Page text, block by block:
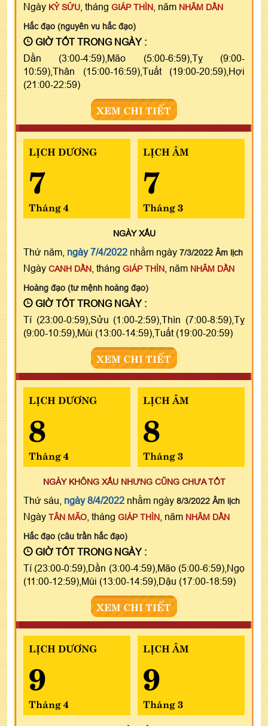
Ngày KỶ SỬU , tháng GIÁP THÌN , năm NHÂM DẦN
Hắc đạo (nguyên vu hắc đạo)
GIỜ TỐT TRONG NGÀY :
Dần (3:00-4:59),Mão (5:00-6:59),Tỵ (9:00-
10:59),Thân (15:00-16:59),Tuất (19:00-20:59),Hợi
(21:00-22:59)
XEM CHI TIẾT
LỊCH DƯƠNG
7
Tháng 4
LỊCH ÂM
7
Tháng 3
NGÀYXẤU
Thứ năm, ngày 7/4/2022 nhằm ngày 7/3/2022 Âm lịch
Ngày CANH DẦN , tháng GIÁP THÌN , năm NHÂM DẦN
Hoàng đạo (tư mệnh hoàng đạo)
GIỜ TỐT TRONG NGÀY :
Tí (23:00-0:59),Sửu (1:00-2:59),Thìn (7:00-8:59),Tỵ
(9:00-10:59),Mùi (13:00-14:59),Tuất (19:00-20:59)
XEM CHI TIẾT
LỊCH DƯƠNG
8
Tháng 4
LỊCH ÂM
8
Tháng 3
NGÀY KHÔNG XẤU NHƯNG CŨNG CHƯA TỐT
Thứ sáu, ngày 8/4/2022 nhằm ngày 8/3/2022 Âm lịch
Ngày TÂN MÃO , tháng GIÁP THÌN , năm NHÂM DẦN
Hắc đạo (câu trần hắc đạo)
GIỜ TỐT TRONG NGÀY :
Tí (23:00-0:59),Dần (3:00-4:59),Mão (5:00-6:59),Ngọ
(11:00-12:59),Mùi (13:00-14:59),Dậu (17:00-18:59)
XEM CHI TIẾT
LỊCH DƯƠNG
9
Tháng 4
LỊCH ÂM
9
Tháng 3